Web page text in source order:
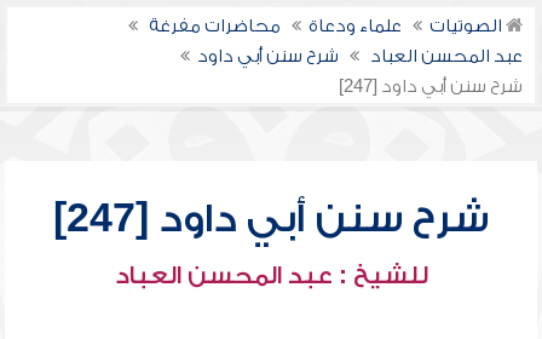
الصوتيات علماء ودعاة
محاضرات مفرغة
عبد المحسن العباد
شرح سنن أبي داود
شرح سنن أبي داود [247]
شرح سنن أبي داود [247]
للشيخ : عبد المحسن العباد